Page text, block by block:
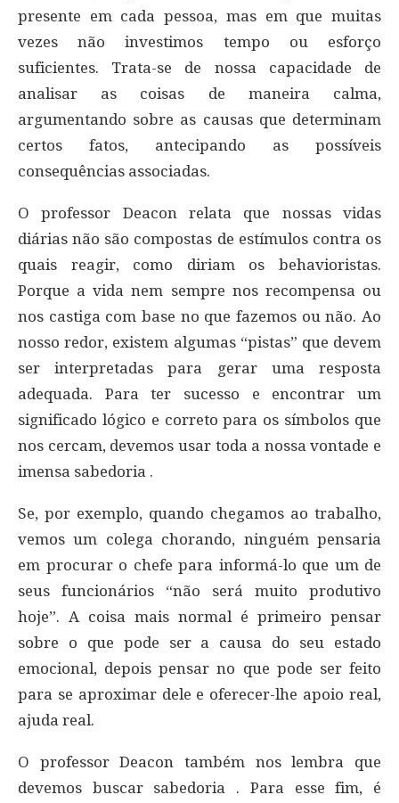
presente em cada pessoa, mas em que muitas
vezes não investimos tempo ou esforço
suficientes. Trata-se de nossa capacidade de
analisar as coisas de maneira calma,
argumentando sobre as causas que determinam
certos fatos, antecipando as possíveis
consequências associadas.
O professor Deacon relata que nossas vidas
diárias não são compostas de estímulos contra os
quais reagir, como diriam os behavioristas.
Porque a vida nem sempre nos recompensa ou
nos castiga com base no que fazemos ou não. Ao
nosso redor, existem algumas “pistas” que devem
ser interpretadas para gerar uma resposta
adequada. Para ter sucesso e encontrar um
significado lógico e correto para os símbolos que
nos cercam, devemos usar toda a nossa vontade e
imensa sabedoria .
Se, por exemplo, quando chegamos ao trabalho,
vemos um colega chorando, ninguém pensaria
em procurar o chefe para informá-lo que um de
seus funcionários “não será muito produtivo
hoje”. A coisa mais normal é primeiro pensar
sobre o que pode ser a causa do seu estado
emocional, depois pensar no que pode ser feito
para se aproximar dele e oferecer-lhe apoio real,
ajuda real.
O professor Deacon também nos lembra que
devemos buscar sabedoria . Para esse fim, é